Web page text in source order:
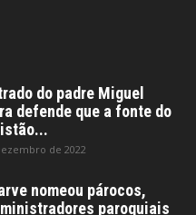
do padre Miguel
defende que a fonte do
de 2022
nomeou párocos,
paroquiais